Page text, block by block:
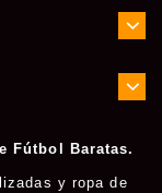
Fútbol Baratas.
y ropa de